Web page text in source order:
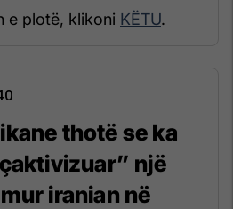
e plotë, klikoni KËTU.
thotë se ka
një
iranian në